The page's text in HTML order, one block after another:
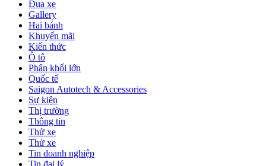
Đua xe
Gallery
Hai bánh
Khuyến mãi
Kiến thức
Ô tô
Phân khối lớn
Quốc tế
Saigon Autotech & Accessories
Sự kiện
Thị trường
Thông tin
Thử xe
Thử xe
Tin doanh nghiệp
Tin đại lý